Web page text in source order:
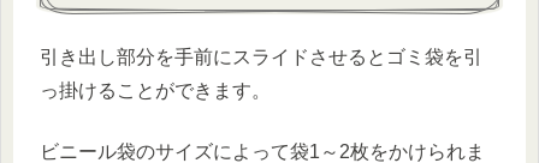
引き出し部分を手前にスライドさせるとゴミ袋を引
っ掛けることができます。
ビニール袋のサイズによって袋1～2枚をかけられま